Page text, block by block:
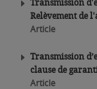
Relèvement de
Article
Transmission
clause de
Article